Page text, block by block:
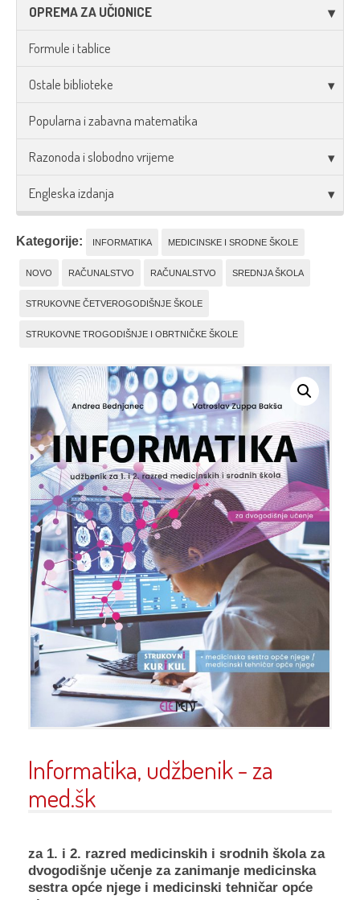
OPREMA ZA UČIONICE
Formule i tablice
Ostale biblioteke
Popularna i zabavna matematika
Razonoda i slobodno vrijeme
Engleska izdanja
Kategorije: INFORMATIKA MEDICINSKE I SRODNE ŠKOLE
NOVO RAČUNALSTVO RAČUNALSTVO SREDNJA ŠKOLA
STRUKOVNE ČETVEROGODIŠNJE ŠKOLE
STRUKOVNE TROGODIŠNJE I OBRTNIČKE ŠKOLE
Informatika, udžbenik - za
med.šk
za 1. i 2. razred medicinskih i srodnih škola za
dvogodišnje učenje za zanimanje medicinska
sestra opće njege i medicinski tehničar opće